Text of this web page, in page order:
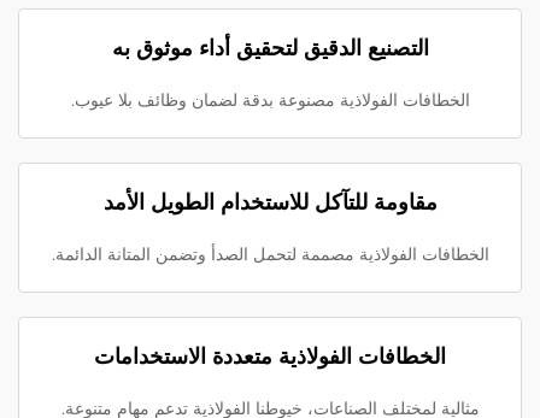
التصنيع الدقيق لتحقيق أداء موثوق به
الخطافات الفولاذية مصنوعة بدقة لضمان وظائف بلا عيوب.
مقاومة للتآكل للاستخدام الطويل الأمد
الخطافات الفولاذية مصممة لتحمل الصدأ وتضمن المتانة الدائمة.
الخطافات الفولاذية متعددة الاستخدامات
مثالية لمختلف الصناعات، خيوطنا الفولاذية تدعم مهام متنوعة.